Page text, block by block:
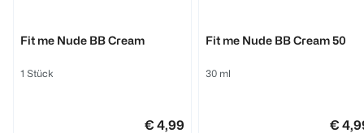
Fit me Nude BB Cream
1 Stück
€ 4,99
Fit me Nude BB Cream 50
30 ml
€